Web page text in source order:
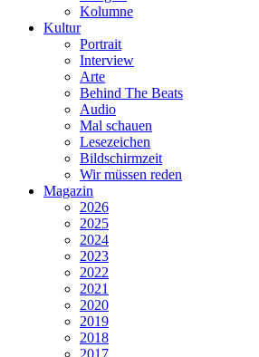
Kolumne
Kultur
Portrait
Interview
Arte
Behind The Beats
Audio
Mal schauen
Lesezeichen
Bildschirmzeit
Wir müssen reden
Magazin
2026
2025
2024
2023
2022
2021
2020
2019
2018
2017